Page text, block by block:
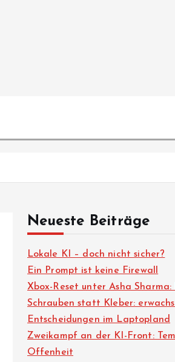
Neueste Beiträge
Lokale KI – doch nicht sicher?
Ein Prompt ist keine Firewall
Xbox-Reset unter Asha
Schrauben statt Kleber:
Entscheidungen im Laptopland
Zweikampf an der KI-Front:
Offenheit